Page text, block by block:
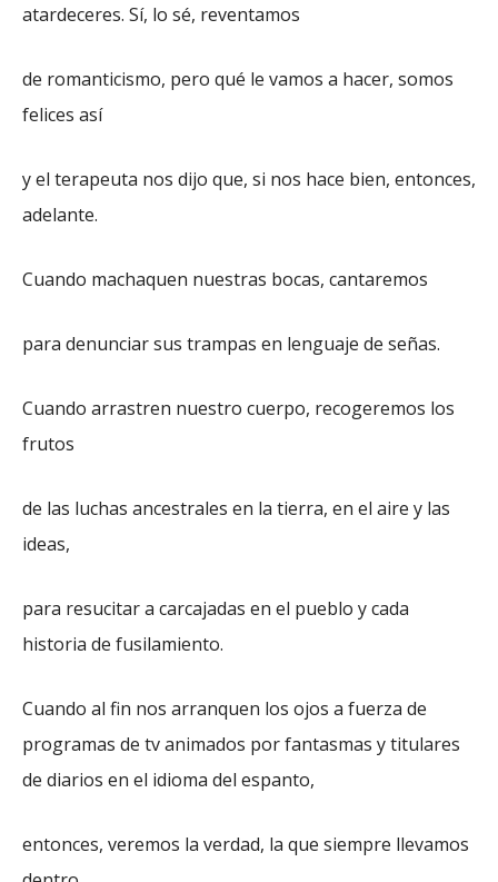
atardeceres. Sí, lo sé, reventamos
de romanticismo, pero qué le vamos a hacer, somos
felices así
y el terapeuta nos dijo que, si nos hace bien, entonces,
adelante.
Cuando machaquen nuestras bocas, cantaremos
para denunciar sus trampas en lenguaje de señas.
Cuando arrastren nuestro cuerpo, recogeremos los
frutos
de las luchas ancestrales en la tierra, en el aire y las
ideas,
para resucitar a carcajadas en el pueblo y cada
historia de fusilamiento.
Cuando al fin nos arranquen los ojos a fuerza de
programas de tv animados por fantasmas y titulares
de diarios en el idioma del espanto,
entonces, veremos la verdad, la que siempre llevamos